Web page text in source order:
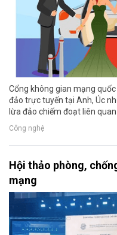
Cổng không gian mạng
đảo trực tuyến tại Anh, Úc
lừa đảo chiếm đoạt liên
Công nghệ
Hội thảo phòng,
mạng